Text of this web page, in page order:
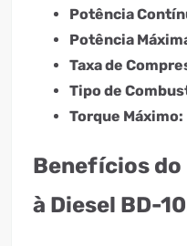
Potência
Potência
Taxa de
Tipo de
Torque Máximo:
Benefícios
à Diesel BD-